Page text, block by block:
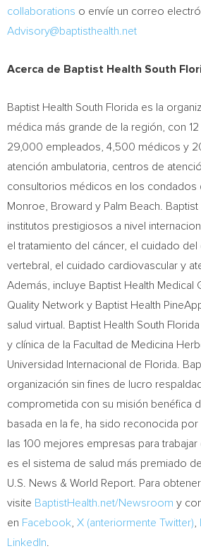
collaborations o envíe un correo
Advisory@baptisthealth.net
Acerca de Baptist Health South
Baptist Health South Florida es la
médica más grande de la región, con
29,000 empleados, 4,500 médicos y
atención ambulatoria, centros de
consultorios médicos en los condados
Monroe, Broward y Palm Beach.
institutos prestigiosos a nivel
el tratamiento del cáncer, el cuidado
vertebral, el cuidado cardiovascular y
Además, incluye Baptist Health Medical
Quality Network y Baptist Health
salud virtual. Baptist Health South
y clínica de la Facultad de Medicina
Universidad Internacional de Florida.
organización sin fines de lucro
comprometida con su misión benéfica
basada en la fe, ha sido reconocida
las 100 mejores empresas para
es el sistema de salud más premiado
U.S. News & World Report. Para
visite BaptistHealth.net/Newsroom y
en Facebook X (anteriormente Twitter)
LinkedIn